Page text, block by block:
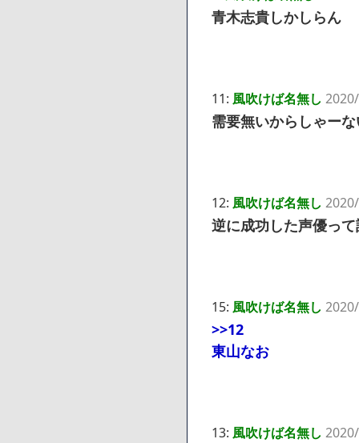
青木志貴しかしらん
11: 風吹けば名無し
需要無いからしゃー
12: 風吹けば名無し
逆に成功した声優っ
15: 風吹けば名無し
>>12
東山なお
13: 風吹けば名無し